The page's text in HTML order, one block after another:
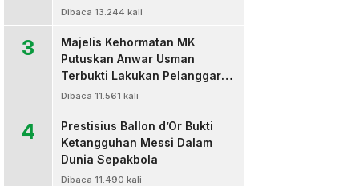
Dibaca 13.244 kali
3
Majelis Kehormatan MK
Putuskan Anwar Usman
Terbukti Lakukan Pelanggaran
Berat Kode Etik dan
Dibaca 11.561 kali
4
Prestisius Ballon d’Or Bukti
Ketangguhan Messi Dalam
Dunia Sepakbola
Dibaca 11.490 kali